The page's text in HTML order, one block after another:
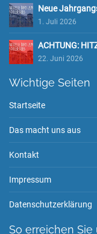
Neue
1. Juli 2026
ACHTUNG:
22. Juni 2026
Wichtige Seiten
Startseite
Das macht uns aus
Kontakt
Impressum
Datenschutzerklärung
So erreichen Sie